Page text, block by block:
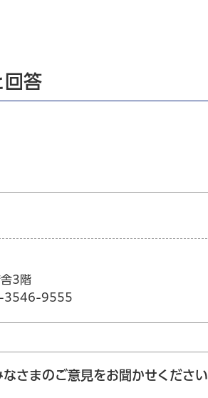
回答
3階
3546-9555
さまのご意見をお聞かせください